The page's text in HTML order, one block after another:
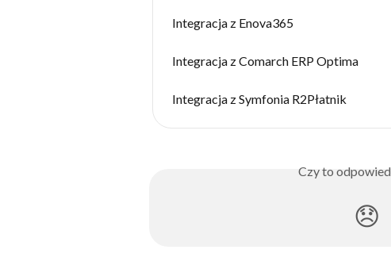
Integracja z Enova365
Integracja z Comarch ERP Optima
Integracja z Symfonia R2Płatnik
Czy to
😞